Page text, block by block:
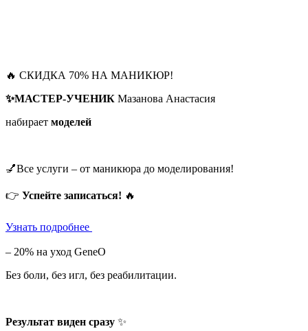
🔥 СКИДКА 70% НА МАНИКЮР!
✨МАСТЕР-УЧЕНИК Мазанова Анастасия
набирает моделей
💅Все услуги – от маникюра до моделирования!
👉 Успейте записаться! 🔥
Узнать подробнее
– 20% на уход GeneO
Без боли, без игл, без реабилитации.
Результат виден сразу ✨